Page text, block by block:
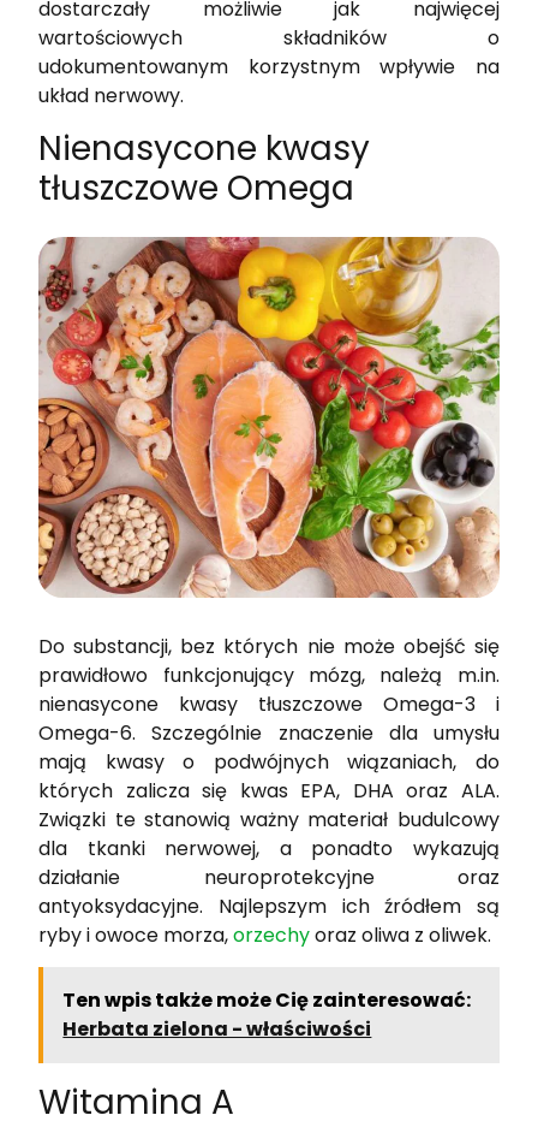
dostarczały możliwie jak najwięcej
wartościowych składników o
udokumentowanym korzystnym wpływie na
układ nerwowy.
Nienasycone kwasy
tłuszczowe Omega
Do substancji, bez których nie może obejść się
prawidłowo funkcjonujący mózg, należą m.in.
nienasycone kwasy tłuszczowe Omega-3 i
Omega-6. Szczególnie znaczenie dla umysłu
mają kwasy o podwójnych wiązaniach, do
których zalicza się kwas EPA, DHA oraz ALA.
Związki te stanowią ważny materiał budulcowy
dla tkanki nerwowej, a ponadto wykazują
działanie neuroprotekcyjne oraz
antyoksydacyjne. Najlepszym ich źródłem są
ryby i owoce morza,orzechyoraz oliwa z oliwek.
Ten wpis także może Cię zainteresować:
Herbata zielona - właściwości
Witamina A